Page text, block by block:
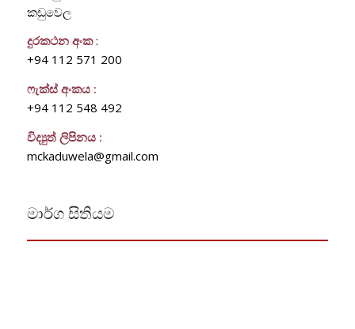
කඩුවෙල
දුරකථන අංක:
+94 112 571 200
ෆැක්ස් අංකය :
+94 112 548 492
විද්‍යුත් ලිපිනය :
mckaduwela@gmail.com
මාර්ග සිතියම